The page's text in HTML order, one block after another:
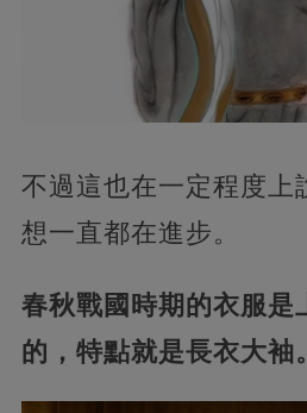
不過這也在一定程度上
想一直都在進步。
春秋戰國時期的衣服是
的，特點就是長衣大袖。